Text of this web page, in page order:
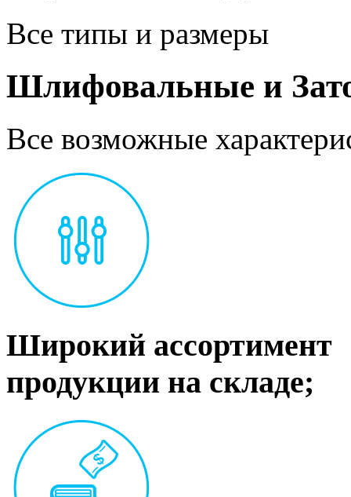
Все типы и размеры
Шлифовальные и
Все возможные
Широкий ассортимент
продукции на складе;